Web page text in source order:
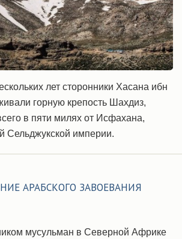
лет сторонники Хасана ибн
горную крепость Шахдиз,
в пяти милях от Исфахана,
Сельджукской империи.
АРАБСКОГО ЗАВОЕВАНИЯ
мусульман в Северной Африке